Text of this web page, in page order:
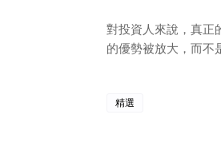
對投資人來說，真正
的優勢被放大，而不
精選